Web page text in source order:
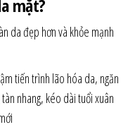
mặt?
da đẹp hơn và khỏe mạnh
tiến trình lão hóa da, ngăn
nhang, kéo dài tuổi xuân